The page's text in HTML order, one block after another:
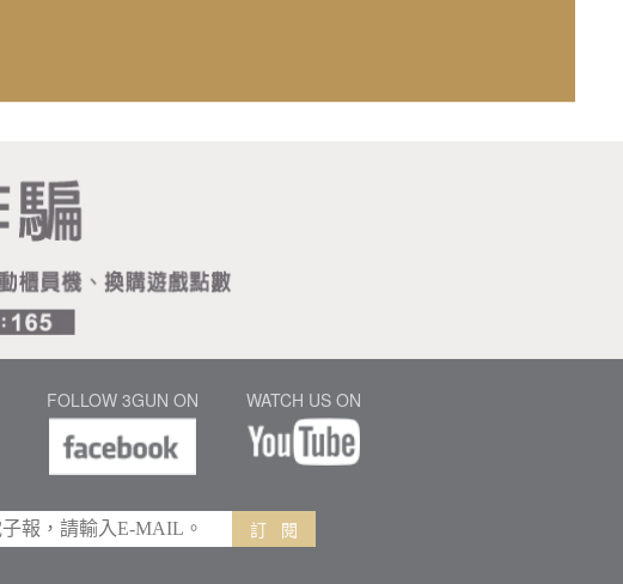
FOLLOW 3GUN ON WATCH US ON
訂 閱